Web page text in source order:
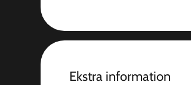
Ekstra information